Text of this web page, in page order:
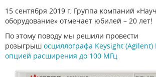
15 сентября 2019 г. Группа компаний
оборудование» отмечает юбилей – 20 лет!
По этому поводу мы решили провести
розыгрыш осциллографа Keysight (Agilent)
опцией расширения до 100 МГц